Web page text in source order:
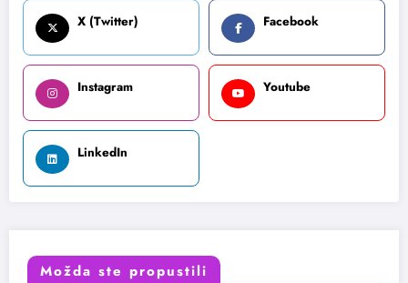
X (Twitter) Facebook
Instagram Youtube
LinkedIn
Možda ste propustili